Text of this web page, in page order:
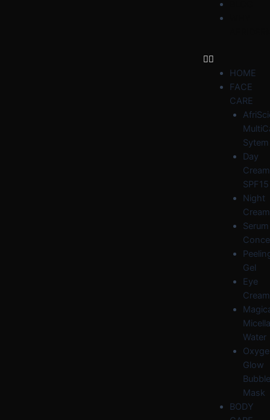
HOME
FACE
CARE
Sytem
Day
Cream
SPF15
Night
Cream
Serum
Gel
Eye
Cream
Water
Glow
Bubble
Mask
BODY